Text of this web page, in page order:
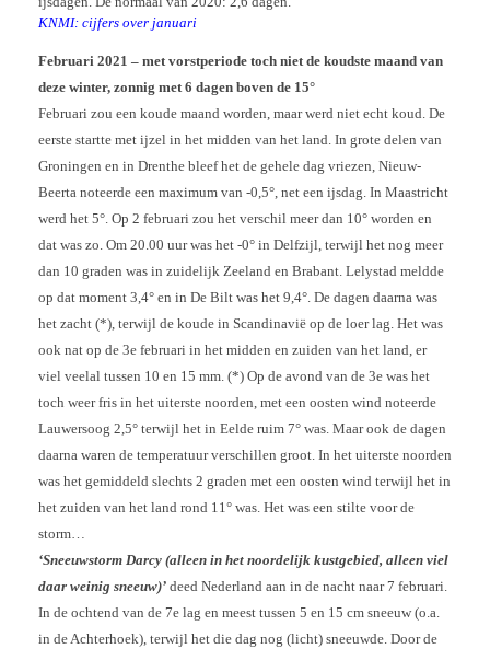
KNMI: cijfers over januari
Februari 2021 – met vorstperiode toch niet de koudste maand van
deze winter, zonnig met 6 dagen boven de 15°
Februari zou een koude maand worden, maar werd niet echt koud. De
eerste startte met ijzel in het midden van het land. In grote delen van
Groningen en in Drenthe bleef het de gehele dag vriezen, Nieuw-
Beerta noteerde een maximum van -0,5°, net een ijsdag. In Maastricht
werd het 5°. Op 2 februari zou het verschil meer dan 10° worden en
dat was zo. Om 20.00 uur was het -0° in Delfzijl, terwijl het nog meer
dan 10 graden was in zuidelijk Zeeland en Brabant. Lelystad meldde
op dat moment 3,4° en in De Bilt was het 9,4°. De dagen daarna was
het zacht (*), terwijl de koude in Scandinavië op de loer lag. Het was
ook nat op de 3e februari in het midden en zuiden van het land, er
viel veelal tussen 10 en 15 mm. (*) Op de avond van de 3e was het
toch weer fris in het uiterste noorden, met een oosten wind noteerde
Lauwersoog 2,5° terwijl het in Eelde ruim 7° was. Maar ook de dagen
daarna waren de temperatuur verschillen groot. In het uiterste noorden
was het gemiddeld slechts 2 graden met een oosten wind terwijl het in
het zuiden van het land rond 11° was. Het was een stilte voor de
storm…
‘Sneeuwstorm Darcy (alleen in het noordelijk kustgebied, alleen viel
daar weinig sneeuw)’ deed Nederland aan in de nacht naar 7 februari.
In de ochtend van de 7e lag en meest tussen 5 en 15 cm sneeuw (o.a.
in de Achterhoek), terwijl het die dag nog (licht) sneeuwde. Door de